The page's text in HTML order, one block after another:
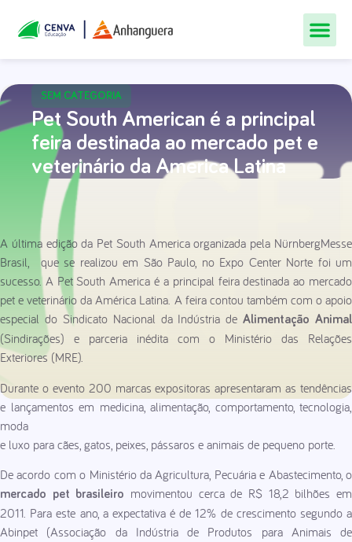
SEM CATEGORIA
Pet South American é a principal
feira destinada ao mercado pet e
veterinário da America Latina
A última edição da Pet South America organizada pela NürnbergMesse
Brasil, que se realizou em São Paulo, no Expo Center Norte foi um
sucesso. A Pet South America é a principal feira destinada ao mercado
pet e veterinário da América Latina. A feira contou também com o apoio
especial do Sindicato Nacional da Indústria deAlimentação Animal
(Sindirações) e parceria inédita com o Ministério das Relações
Exteriores (MRE).
Durante o evento 200 marcas expositoras apresentaram as tendências
e lançamentos em medicina, alimentação, comportamento, tecnologia,
moda
e luxo para cães, gatos, peixes, pássaros e animais de pequeno porte.
De acordo com o Ministério da Agricultura, Pecuária e Abastecimento, o
mercado pet brasileiro
movimentou cerca de R$ 18,2 bilhões em
2011. Para este ano, a expectativa é de 12% de crescimento segundo a
Abinpet (Associação da Indústria de Produtos para Animais de